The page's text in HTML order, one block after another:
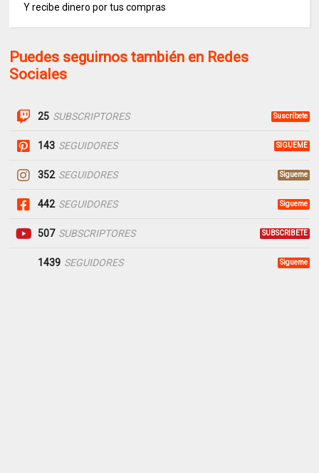
Y recibe dinero por tus compras
Puedes seguirnos también en Redes
Sociales
25 SUBSCRIPTORES Suscríbete
143 SEGUIDORES SIGUEME
352 SEGUIDORES Sigueme
442 SEGUIDORES Sigueme
507 SUBSCRIPTORES SUBSCRIBETE
1439 SEGUIDORES Sigueme